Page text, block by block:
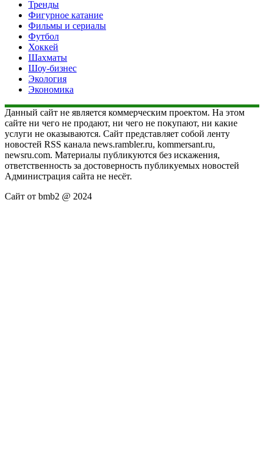
Тренды
Фигурное катание
Фильмы и сериалы
Футбол
Хоккей
Шахматы
Шоу-бизнес
Экология
Экономика
Данный сайт не является коммерческим проектом. На этом
сайте ни чего не продают, ни чего не покупают, ни какие
услуги не оказываются. Сайт представляет собой ленту
новостей RSS канала news.rambler.ru, kommersant.ru,
newsru.com. Материалы публикуются без искажения,
ответственность за достоверность публикуемых новостей
Администрация сайта не несёт.
Сайт от bmb2 @ 2024